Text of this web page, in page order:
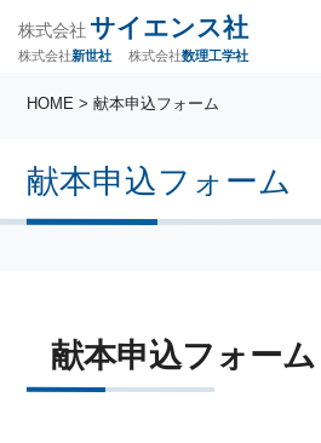
株式会社 サイエンス社
株式会社新世社 株式会社数理工学社
献本申込フォーム
HOME > 献本申込フォーム
献本申込フォーム